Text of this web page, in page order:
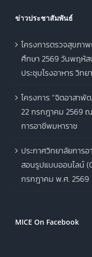
ข่าวประชาสัมพันธ์
โครงการตรวจสุขภา
ศึกษา 2569 วันพฤหั
ประชุมโรงอาหาร วิท
โครงการ “จิตอาสา
22 กรกฎาคม 2569
การอาชีพมหาราช
ประกาศวิทยาลัยการ
สอนรูปแบบออนไลน์
กรกฎาคม พ.ศ. 2569
MICE On Facebook